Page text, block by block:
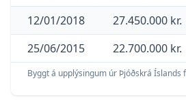
Stigi:Góður stigi er upp á
undir stiga.
Baðherbergi:
Baðherbergi
góðum glugga.
12/01/2018 27.450.000 kr.
25/06/2015
22.700.000 kr.
Byggt á upplýsingum úr Þjóðskrá Íslands